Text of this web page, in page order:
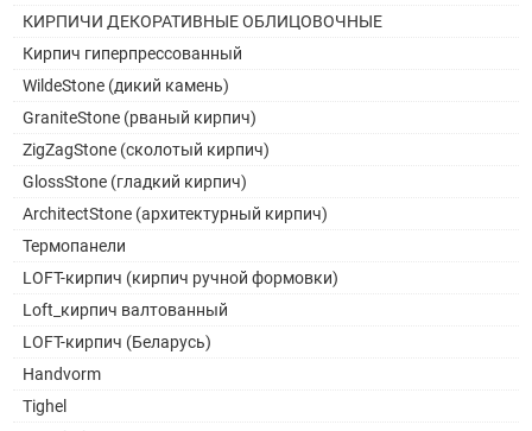
КИРПИЧИ ДЕКОРАТИВНЫЕ ОБЛИЦОВОЧНЫЕ
Кирпич гиперпрессованный
WildeStone (дикий камень)
GraniteStone (рваный кирпич)
ZigZagStone (сколотый кирпич)
GlossStone (гладкий кирпич)
ArchitectStone (архитектурный кирпич)
Термопанели
LOFT-кирпич (кирпич ручной формовки)
Loft_кирпич валтованный
LOFT-кирпич (Беларусь)
Handvorm
Tighel